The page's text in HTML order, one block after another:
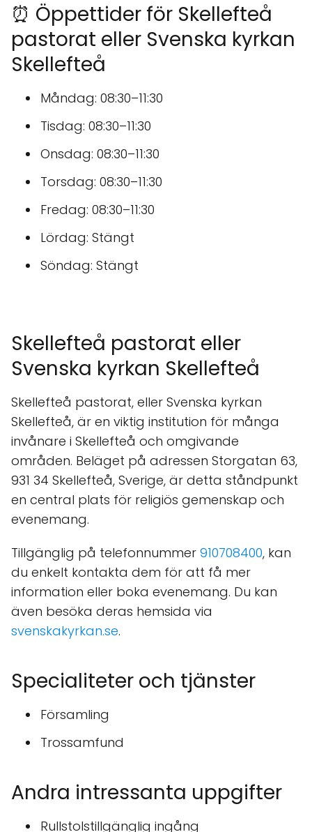
⏰ Öppettider för Skellefteå
pastorat eller Svenska kyrkan
Skellefteå
Måndag: 08:30–11:30
Tisdag: 08:30–11:30
Onsdag: 08:30–11:30
Torsdag: 08:30–11:30
Fredag: 08:30–11:30
Lördag: Stängt
Söndag: Stängt
Skellefteå pastorat eller
Svenska kyrkan Skellefteå
Skellefteå pastorat, eller Svenska kyrkan
Skellefteå, är en viktig institution för många
invånare i Skellefteå och omgivande
områden. Beläget på adressen Storgatan 63,
931 34 Skellefteå, Sverige, är detta ståndpunkt
en central plats för religiös gemenskap och
evenemang.
Tillgänglig på telefonnummer 910708400, kan
du enkelt kontakta dem för att få mer
information eller boka evenemang. Du kan
även besöka deras hemsida via
svenskakyrkan.se.
Specialiteter och tjänster
Församling
Trossamfund
Andra intressanta uppgifter
Rullstolstillgänglig ingång